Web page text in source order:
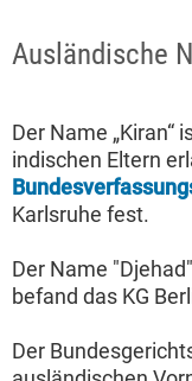
Ausländische
Der Name „Kiran“
indischen Eltern
Karlsruhe fest.
Der Name
befand das KG
Der